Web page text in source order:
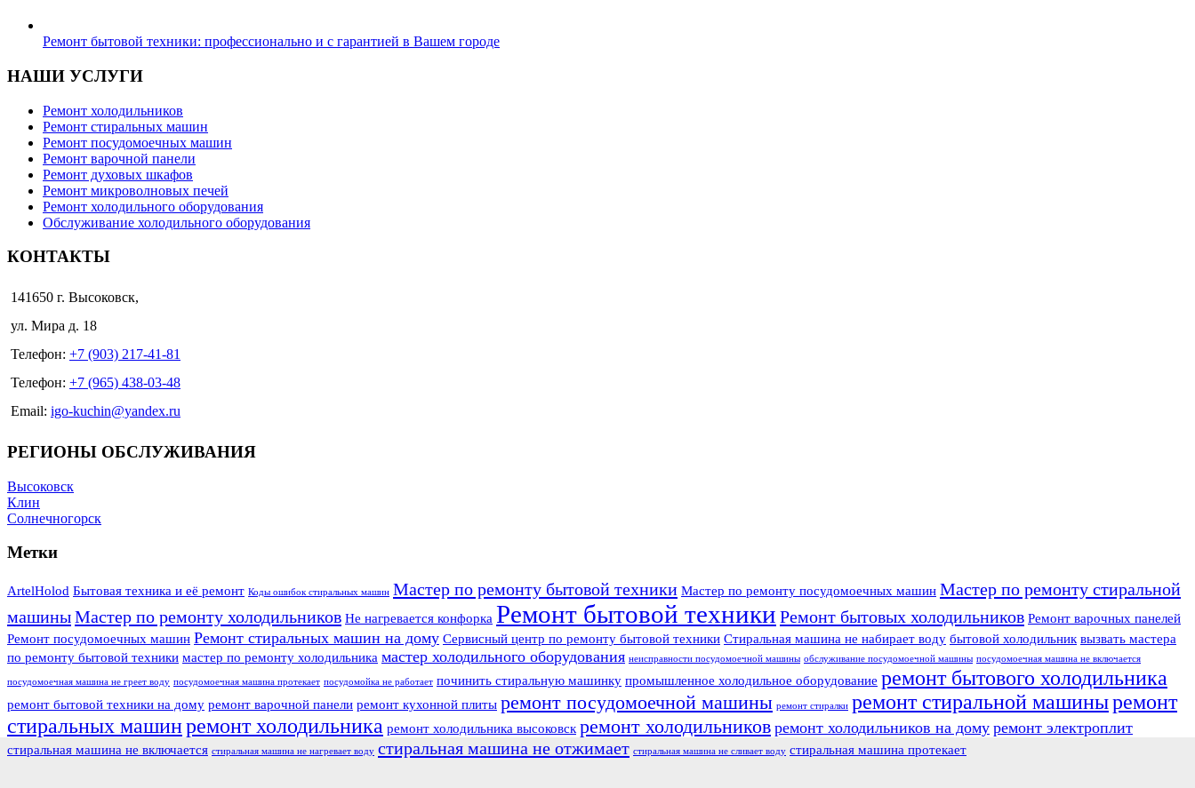
Ремонт бытовой техники: профессионально и с гарантией в Вашем городе
НАШИ УСЛУГИ
Ремонт холодильников
Ремонт стиральных машин
Ремонт посудомоечных машин
Ремонт варочной панели
Ремонт духовых шкафов
Ремонт микроволновых печей
Ремонт холодильного оборудования
Обслуживание холодильного оборудования
КОНТАКТЫ
141650 г. Высоковск,
ул. Мира д. 18
Телефон: +7 (903) 217-41-81
Телефон: +7 (965) 438-03-48
Email: igo-kuchin@yandex.ru
РЕГИОНЫ ОБСЛУЖИВАНИЯ
Высоковск
Клин
Солнечногорск
Метки
ArtelHolod Бытовая техника и её ремонт Коды ошибок стиральных машин Мастер по ремонту бытовой техники Мастер по ремонту посудомоечных машин Мастер по ремонту стиральной
машиныМастер по ремонту холодильников Не нагревается конфорка Ремонт бытовой техники Ремонт бытовых холодильников Ремонт варочных панелей
Ремонт посудомоечных машин Ремонт стиральных машин на дому Сервисный центр по ремонту бытовой техники Стиральная машина не набирает воду бытовой холодильник вызвать мастера
по ремонту бытовой техники мастер по ремонту холодильника мастер холодильного оборудования неисправности посудомоечной машины обслуживание посудомоечной машины посудомоечная машина не включается
посудомоечная машина не греет воду посудомоечная машина протекает посудомойка не работает починить стиральную машинку промышленное холодильное оборудование ремонт бытового холодильника
ремонт бытовой техники на дому ремонт варочной панели ремонт кухонной плиты ремонт посудомоечной машины ремонт стиралки ремонт стиральной машиныремонт
стиральных машинремонт холодильника ремонт холодильника высоковск ремонт холодильников ремонт холодильников на дому ремонт электроплит
стиральная машина не включается стиральная машина не нагревает воду стиральная машина не отжимает стиральная машина не сливает воду стиральная машина протекает